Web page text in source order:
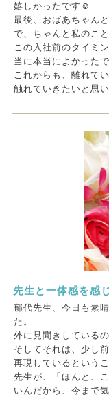
嬉しかったです☺️
最後、おばあちゃん
で、ちゃんと私のこ
この入社前のタイミ
当に本当によかった
これからも、離れて
触れていきたいと思
先生と一体感を感
郁代先生、今日も素
た。
外に見聞きしている
そしてそれは、少し
再現しているというこ
先生が、「ほんと、
いんだから、今まで